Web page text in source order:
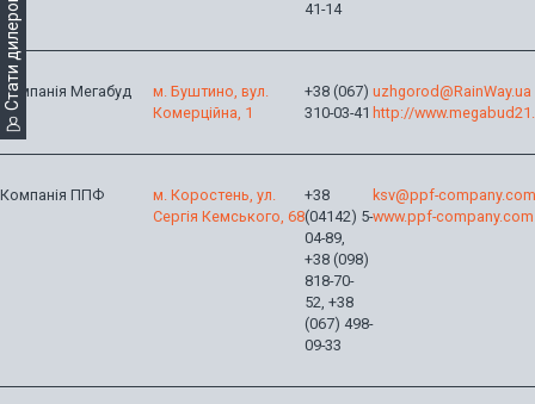
Cтати дилером 41-14
Компанія Мегабуд
XXI
м. Буштино, вул.
Комерційна, 1
+38 (067)
310-03-41
uzhgorod@RainWay.ua
http://
Компанія ППФ
м. Коростень, ул.
Сергія Кемського, 68
+38
(04142) 5-
04-89,
+38 (098)
818-70-
52, +38
(067) 498-
09-33
ksv@ppf-
www.ppf-